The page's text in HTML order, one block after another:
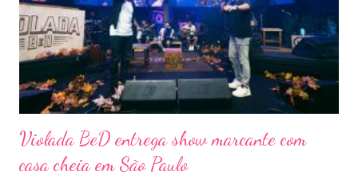
Violada BeD entrega show marcante com
casa cheia em São Paulo